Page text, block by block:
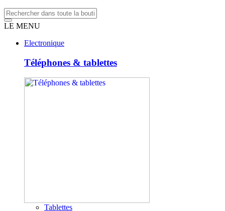
LE MENU
Electronique
Téléphones & tablettes
Tablettes